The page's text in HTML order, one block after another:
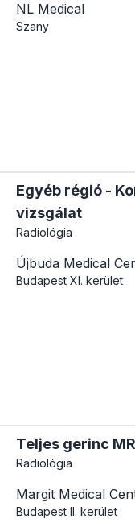
NL Medical
Szany
Egyéb régió -
vizsgálat
Radiológia
Újbuda Medical
Budapest XI. kerület
Teljes gerinc
Radiológia
Margit Medical
Budapest II. kerület